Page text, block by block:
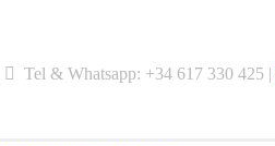
Tel & Whatsapp: +34 617 330 425 |